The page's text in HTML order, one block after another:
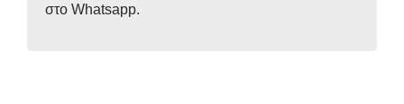
στο Whatsapp.